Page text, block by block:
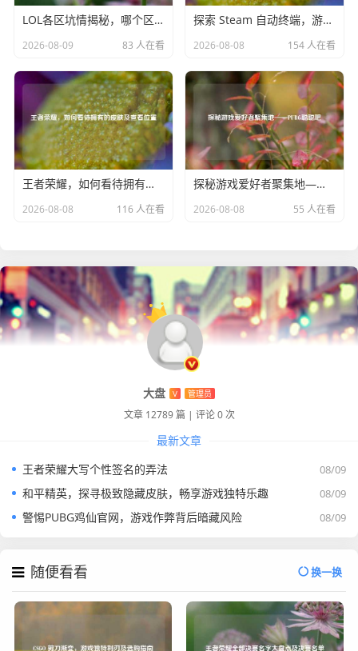
机。
要想在战场上充分发挥骑兵的威力,并非易事，玩家需要熟练
根据战场形势灵活调整战术，与其他兵种密切配合，在与敌
方步兵交战时，骑兵可以先佯装撤退，引诱敌方步兵追击，
然后利用骑兵的机动性突然折返，对敌方步兵进行包抄合
击，与弓箭手协同作战时，骑兵可以在弓箭手的掩护下发起
冲锋，降低自身受到的远程攻击伤害，提高冲锋的成功率。
《战意》中的骑兵为玩家带来了一场场惊心动魄的战争体
在激烈的团战中，还是在复杂的战略布局里，骑兵都有着不
可替代的作用，吸引着玩家不断探索和挖掘他们在战场上的
无限可能。
LOL各区坑情揭秘，哪个区坑多哪个区坑少
2026-08-09 83 人在看
探索 Steam 自动终端，游戏世界的智能新维度及自动启动教程
2026-08-08 154 人在看
王者荣耀，如何看待拥有的皮肤及查看位置
2026-08-08 116 人在看
探秘游戏爱好者聚集地——PUBG聪聪吧
2026-08-08 55 人在看
大盘 V 管理员
文章 12789 篇 | 评论 0 次
最新文章
08/09
王者荣耀大写个性签名的弄法
08/09
和平精英，探寻极致隐藏皮肤，畅享游戏独特乐趣
08/09
警惕PUBG鸡仙官网，游戏作弊背后暗藏风险
随便看看 换一换